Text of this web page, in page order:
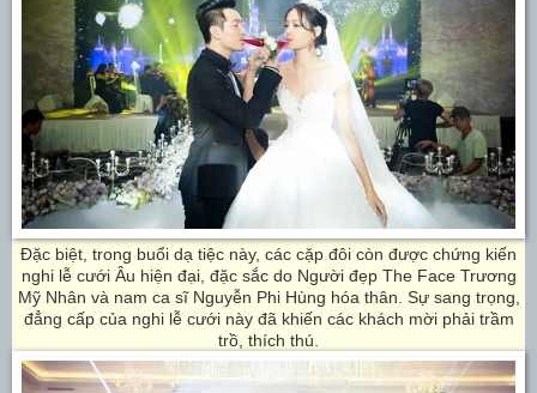
Đặc biệt, trong buổi dạ tiệc này, các cặp đôi còn được chứng kiến
nghi lễ cưới Âu hiện đại, đặc sắc do Người đẹp The Face Trương
Mỹ Nhân và nam ca sĩ Nguyễn Phi Hùng hóa thân. Sự sang trọng,
đẳng cấp của nghi lễ cưới này đã khiến các khách mời phải trầm
trồ, thích thú.